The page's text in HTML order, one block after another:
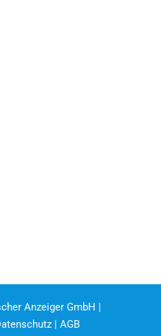
Anzeiger GmbH |
| AGB